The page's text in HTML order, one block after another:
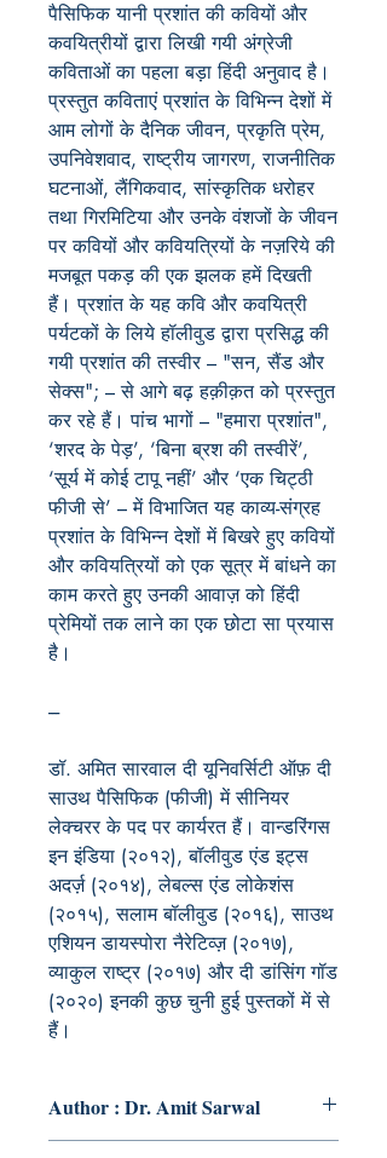
पैसिफिक यानी प्रशांत की कवियों और
कवयित्रीयों द्वारा लिखी गयी अंग्रेजी
कविताओं का पहला बड़ा हिंदी अनुवाद है।
प्रस्तुत कविताएं प्रशांत के विभिन्न देशों में
आम लोगों के दैनिक जीवन, प्रकृति प्रेम,
उपनिवेशवाद, राष्ट्रीय जागरण, राजनीतिक
घटनाओं, लैंगिकवाद, सांस्कृतिक धरोहर
तथा गिरमिटिया और उनके वंशजों के जीवन
पर कवियों और कवियत्रियों के नज़रिये की
मजबूत पकड़ की एक झलक हमें दिखती
हैं। प्रशांत के यह कवि और कवयित्री
पर्यटकों के लिये हॉलीवुड द्वारा प्रसिद्ध की
गयी प्रशांत की तस्वीर – "सन, सैंड और
सेक्स"; – से आगे बढ़ हक़ीक़त को प्रस्तुत
कर रहे हैं। पांच भागों – "हमारा प्रशांत",
‘शरद के पेड़’, ‘बिना ब्रश की तस्वीरें’,
‘सूर्य में कोई टापू नहीं’ और ‘एक चिट्ठी
फीजी से’ – में विभाजित यह काव्य-संग्रह
प्रशांत के विभिन्न देशों में बिखरे हुए कवियों
और कवियत्रियों को एक सूत्र में बांधने का
काम करते हुए उनकी आवाज़ को हिंदी
प्रेमियों तक लाने का एक छोटा सा प्रयास
है।
---
डॉ. अमित सारवाल दी यूनिवर्सिटी ऑफ़ दी
साउथ पैसिफिक (फीजी) में सीनियर
लेक्चरर के पद पर कार्यरत हैं। वान्डरिंगस
इन इंडिया (२०१२), बॉलीवुड एंड इट्स
अदर्ज़ (२०१४), लेबल्स एंड लोकेशंस
(२०१५), सलाम बॉलीवुड (२०१६), साउथ
एशियन डायस्पोरा नैरेटिव्ज़ (२०१७),
व्याकुल राष्ट्र (२०१७) और दी डांसिंग गॉड
(२०२०) इनकी कुछ चुनी हुई पुस्तकों में से
हैं।
Author : Dr. Amit Sarwal